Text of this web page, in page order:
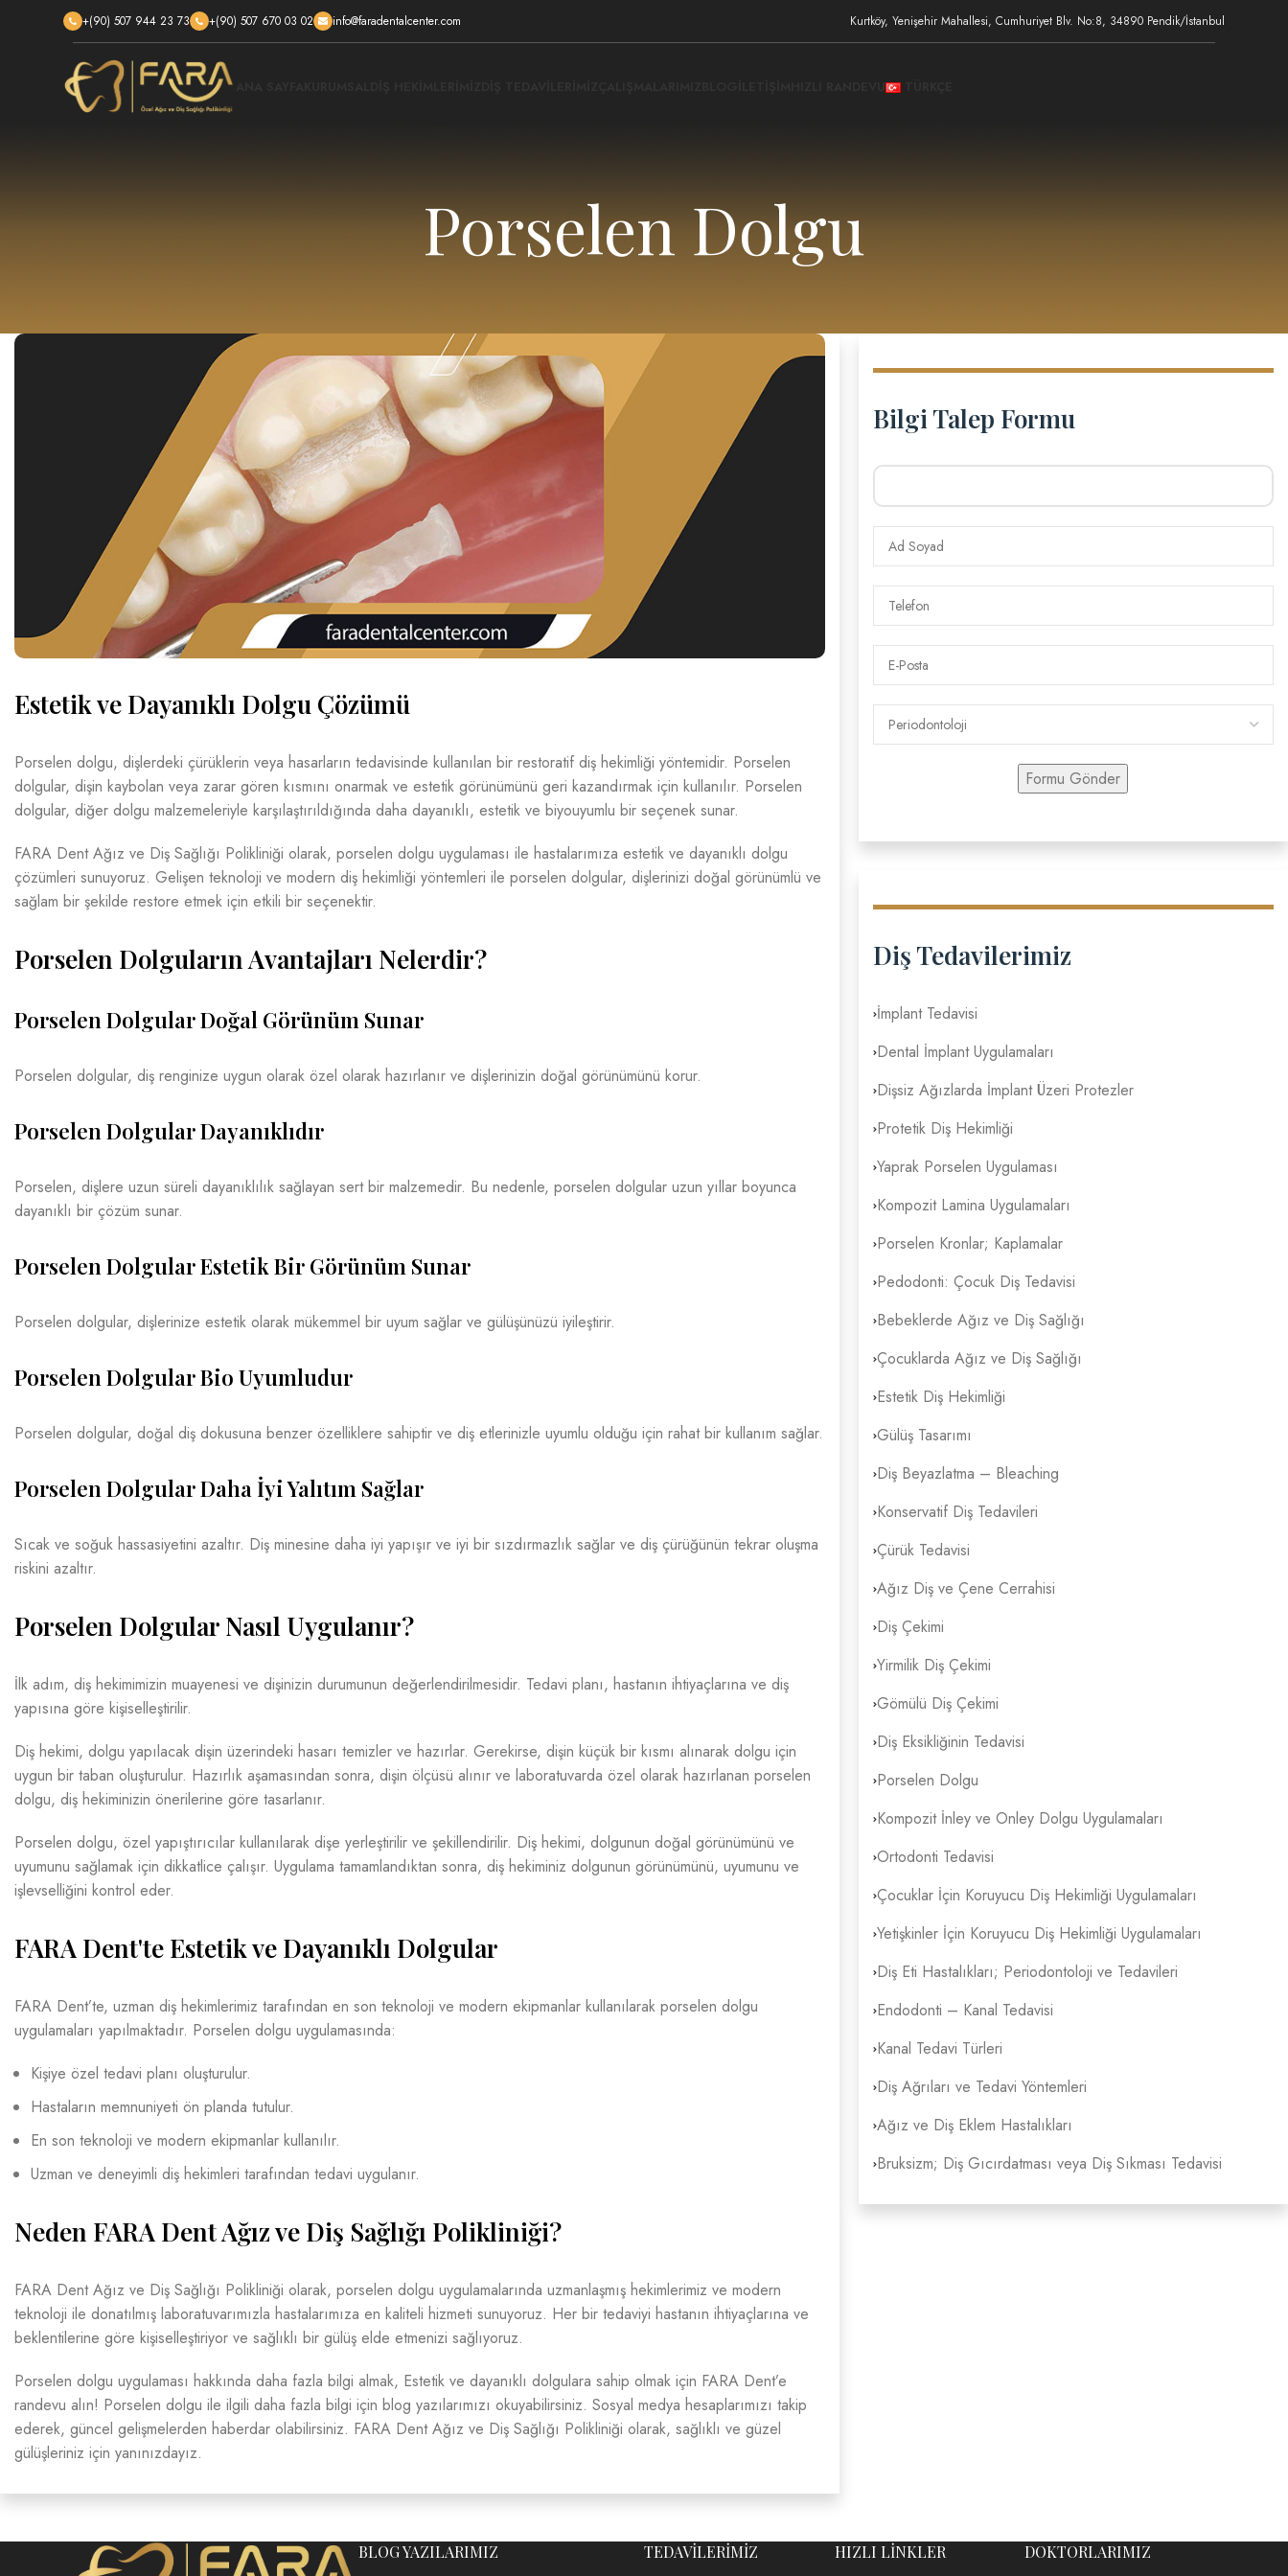
+(90) 507 944 23 73 +(90) 507 670 03 02 info@faradentalcenter.com Kurtköy, Yenişehir Mahallesi, Cumhuriyet Blv. No:8, 34890 Pendik/İstanbul
Porselen Dolgu
Estetik ve Dayanıklı Dolgu Çözümü
Porselen dolgu, dişlerdeki çürüklerin veya hasarların tedavisinde kullanılan bir restoratif diş hekimliği yöntemidir. Porselen
dolgular, dişin kaybolan veya zarar gören kısmını onarmak ve estetik görünümünü geri kazandırmak için kullanılır. Porselen
dolgular, diğer dolgu malzemeleriyle karşılaştırıldığında daha dayanıklı, estetik ve biyouyumlu bir seçenek sunar.
FARA Dent Ağız ve Diş Sağlığı Polikliniği olarak, porselen dolgu uygulaması ile hastalarımıza estetik ve dayanıklı dolgu
çözümleri sunuyoruz. Gelişen teknoloji ve modern diş hekimliği yöntemleri ile porselen dolgular, dişlerinizi doğal görünümlü ve
sağlam bir şekilde restore etmek için etkili bir seçenektir.
Porselen Dolguların Avantajları Nelerdir?
Porselen Dolgular Doğal Görünüm Sunar
Porselen dolgular, diş renginize uygun olarak özel olarak hazırlanır ve dişlerinizin doğal görünümünü korur.
Porselen Dolgular Dayanıklıdır
Porselen, dişlere uzun süreli dayanıklılık sağlayan sert bir malzemedir. Bu nedenle, porselen dolgular uzun yıllar boyunca
dayanıklı bir çözüm sunar.
Porselen Dolgular Estetik Bir Görünüm Sunar
Porselen dolgular, dişlerinize estetik olarak mükemmel bir uyum sağlar ve gülüşünüzü iyileştirir.
Porselen Dolgular Bio Uyumludur
Porselen dolgular, doğal diş dokusuna benzer özelliklere sahiptir ve diş etlerinizle uyumlu olduğu için rahat bir kullanım sağlar.
Porselen Dolgular Daha İyi Yalıtım Sağlar
Sıcak ve soğuk hassasiyetini azaltır. Diş minesine daha iyi yapışır ve iyi bir sızdırmazlık sağlar ve diş çürüğünün tekrar oluşma
riskini azaltır.
Porselen Dolgular Nasıl Uygulanır?
İlk adım, diş hekimimizin muayenesi ve dişinizin durumunun değerlendirilmesidir. Tedavi planı, hastanın ihtiyaçlarına ve diş
yapısına göre kişiselleştirilir.
Diş hekimi, dolgu yapılacak dişin üzerindeki hasarı temizler ve hazırlar. Gerekirse, dişin küçük bir kısmı alınarak dolgu için
uygun bir taban oluşturulur. Hazırlık aşamasından sonra, dişin ölçüsü alınır ve laboratuvarda özel olarak hazırlanan porselen
dolgu, diş hekiminizin önerilerine göre tasarlanır.
Porselen dolgu, özel yapıştırıcılar kullanılarak dişe yerleştirilir ve şekillendirilir. Diş hekimi, dolgunun doğal görünümünü ve
uyumunu sağlamak için dikkatlice çalışır. Uygulama tamamlandıktan sonra, diş hekiminiz dolgunun görünümünü, uyumunu ve
işlevselliğini kontrol eder.
FARA Dent'te Estetik ve Dayanıklı Dolgular
FARA Dent’te, uzman diş hekimlerimiz tarafından en son teknoloji ve modern ekipmanlar kullanılarak porselen dolgu
uygulamaları yapılmaktadır. Porselen dolgu uygulamasında:
Kişiye özel tedavi planı oluşturulur.
Hastaların memnuniyeti ön planda tutulur.
En son teknoloji ve modern ekipmanlar kullanılır.
Uzman ve deneyimli diş hekimleri tarafından tedavi uygulanır.
Neden FARA Dent Ağız ve Diş Sağlığı Polikliniği?
FARA Dent Ağız ve Diş Sağlığı Polikliniği olarak, porselen dolgu uygulamalarında uzmanlaşmış hekimlerimiz ve modern
teknoloji ile donatılmış laboratuvarımızla hastalarımıza en kaliteli hizmeti sunuyoruz. Her bir tedaviyi hastanın ihtiyaçlarına ve
beklentilerine göre kişiselleştiriyor ve sağlıklı bir gülüş elde etmenizi sağlıyoruz.
Porselen dolgu uygulaması hakkında daha fazla bilgi almak, Estetik ve dayanıklı dolgulara sahip olmak için FARA Dent’e
randevu alın! Porselen dolgu ile ilgili daha fazla bilgi için blog yazılarımızı okuyabilirsiniz. Sosyal medya hesaplarımızı takip
ederek, güncel gelişmelerden haberdar olabilirsiniz. FARA Dent Ağız ve Diş Sağlığı Polikliniği olarak, sağlıklı ve güzel
gülüşleriniz için yanınızdayız.
Bilgi Talep Formu
Diş Tedavilerimiz
İmplant Tedavisi
Dental İmplant Uygulamaları
Dişsiz Ağızlarda İmplant Üzeri Protezler
Protetik Diş Hekimliği
Yaprak Porselen Uygulaması
Kompozit Lamina Uygulamaları
Porselen Kronlar; Kaplamalar
Pedodonti: Çocuk Diş Tedavisi
Bebeklerde Ağız ve Diş Sağlığı
Çocuklarda Ağız ve Diş Sağlığı
Estetik Diş Hekimliği
Gülüş Tasarımı
Diş Beyazlatma – Bleaching
Konservatif Diş Tedavileri
Çürük Tedavisi
Ağız Diş ve Çene Cerrahisi
Diş Çekimi
Yirmilik Diş Çekimi
Gömülü Diş Çekimi
Diş Eksikliğinin Tedavisi
Porselen Dolgu
Kompozit İnley ve Onley Dolgu Uygulamaları
Ortodonti Tedavisi
Çocuklar İçin Koruyucu Diş Hekimliği Uygulamaları
Yetişkinler İçin Koruyucu Diş Hekimliği Uygulamaları
Diş Eti Hastalıkları; Periodontoloji ve Tedavileri
Endodonti – Kanal Tedavisi
Kanal Tedavi Türleri
Diş Ağrıları ve Tedavi Yöntemleri
Ağız ve Diş Eklem Hastalıkları
Bruksizm; Diş Gıcırdatması veya Diş Sıkması Tedavisi
BLOG YAZILARIMIZ TEDAVİLERİMİZ HIZLI LİNKLER DOKTORLARIMIZ